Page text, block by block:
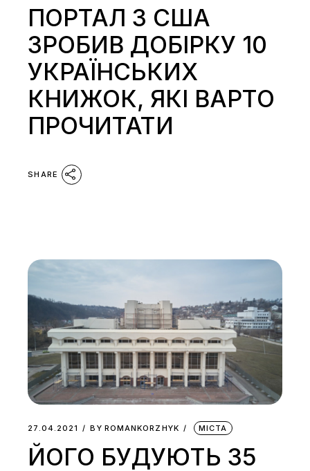
ПОРТАЛ З США
ЗРОБИВ ДОБІРКУ 10
УКРАЇНСЬКИХ
КНИЖОК, ЯКІ ВАРТО
ПРОЧИТАТИ
SHARE
27.04.2021 BY ROMANKORZHYK МІСТА
ЙОГО БУДУЮТЬ 35